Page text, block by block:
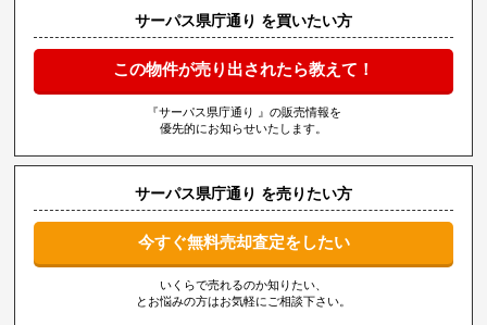
サーパス県庁通り を買いたい方
この物件が売り出されたら教えて！
『サーパス県庁通り 』の販売情報を
優先的にお知らせいたします。
サーパス県庁通り を売りたい方
今すぐ無料売却査定をしたい
いくらで売れるのか知りたい、
とお悩みの方はお気軽にご相談下さい。